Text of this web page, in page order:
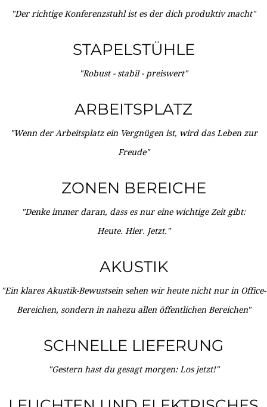
"Der richtige Konferenzstuhl ist es der dich produktiv macht"
STAPELSTÜHLE
"Robust - stabil - preiswert"
ARBEITSPLATZ
"Wenn der Arbeitsplatz ein Vergnügen ist, wird das Leben zur
Freude"
ZONEN BEREICHE
"Denke immer daran, dass es nur eine wichtige Zeit gibt:
Heute. Hier. Jetzt."
AKUSTIK
"Ein klares Akustik-Bewustsein sehen wir heute nicht nur in Office-
Bereichen, sondern in nahezu allen öffentlichen Bereichen"
SCHNELLE LIEFERUNG
"Gestern hast du gesagt morgen: Los jetzt!"